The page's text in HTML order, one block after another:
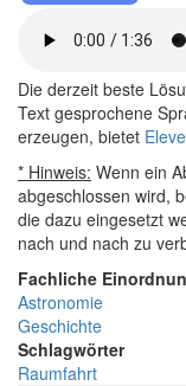
Die derzeit beste
Text gesprochene
erzeugen, bietet
* Hinweis: Wenn ein
abgeschlossen wird,
die dazu eingesetzt
nach und nach zu
Fachliche
Astronomie
Geschichte
Schlagwörter
Raumfahrt